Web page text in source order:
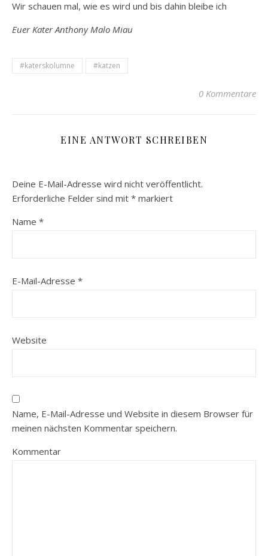
Wir schauen mal, wie es wird und bis dahin bleibe ich
Euer Kater Anthony Malo Miau
#katerskolumne #katzen
0 Kommentare
EINE ANTWORT SCHREIBEN
Deine E-Mail-Adresse wird nicht veröffentlicht.
Erforderliche Felder sind mit * markiert
Name *
E-Mail-Adresse *
Website
Name, E-Mail-Adresse und Website in diesem Browser für
meinen nächsten Kommentar speichern.
Kommentar